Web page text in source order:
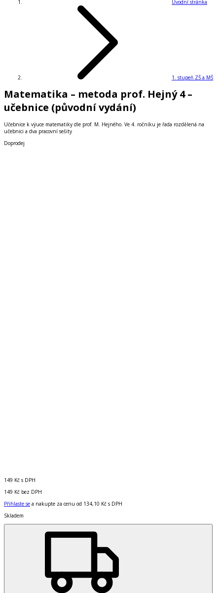
Úvodní stránka
1. stupeň ZŠ a MŠ
Matematika – metoda prof. Hejný 4 –
učebnice (původní vydání)
Učebnice k výuce matematiky dle prof. M. Hejného. Ve 4. ročníku je řada rozdělená na
učebnici a dva pracovní sešity
Doprodej
149 Kč s DPH
149 Kč bez DPH
Přihlaste se a nakupte za cenu od 134,10 Kč s DPH
Skladem